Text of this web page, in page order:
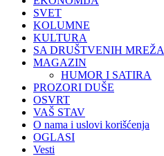
SVET
KOLUMNE
KULTURA
SA DRUŠTVENIH MREŽA
MAGAZIN
HUMOR I SATIRA
PROZORI DUŠE
OSVRT
VAŠ STAV
O nama i uslovi korišćenja
OGLASI
Vesti